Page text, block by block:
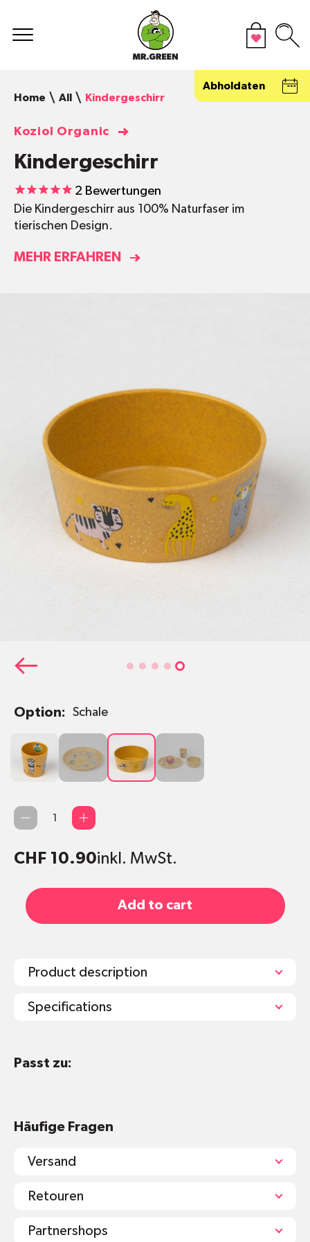
Abholdaten
Home
All Kindergeschirr
Koziol Organic
Kindergeschirr
2 Bewertungen
Die Kindergeschirr aus 100% Naturfaser im
tierischen Design.
MEHR ERFAHREN
Option: Schale
Becher Teller Schale
3er-Set
mit
Rabatt
Qty
CHF 10.90inkl. MwSt.
Add to cart
Product description
Specifications
Stapelbar
Mikrowellengeeignet
Becher: 190ml
Materialien und Inhaltsstoffe:
Passt zu:
Häufige Fragen
Versand
Retouren
Partnershops